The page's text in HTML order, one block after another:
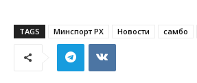
TAGS Минспорт РХ Новости самбо